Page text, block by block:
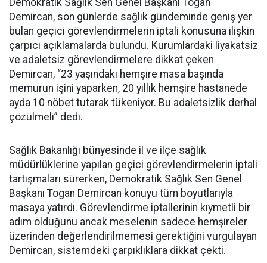
Demokratik Sağlık Sen Genel Başkanı Togan
Demircan, son günlerde sağlık gündeminde geniş yer
bulan geçici görevlendirmelerin iptali konusuna ilişkin
çarpıcı açıklamalarda bulundu. Kurumlardaki liyakatsiz
ve adaletsiz görevlendirmelere dikkat çeken
Demircan, “23 yaşındaki hemşire masa başında
memurun işini yaparken, 20 yıllık hemşire hastanede
ayda 10 nöbet tutarak tükeniyor. Bu adaletsizlik derhal
çözülmeli” dedi.
Sağlık Bakanlığı bünyesinde il ve ilçe sağlık
müdürlüklerine yapılan geçici görevlendirmelerin iptali
tartışmaları sürerken, Demokratik Sağlık Sen Genel
Başkanı Togan Demircan konuyu tüm boyutlarıyla
masaya yatırdı. Görevlendirme iptallerinin kıymetli bir
adım olduğunu ancak meselenin sadece hemşireler
üzerinden değerlendirilmemesi gerektiğini vurgulayan
Demircan, sistemdeki çarpıklıklara dikkat çekti.